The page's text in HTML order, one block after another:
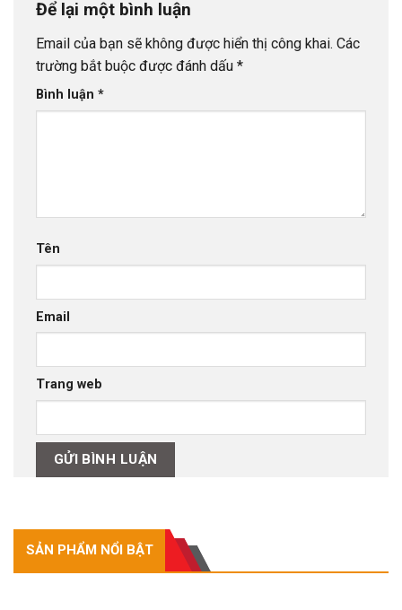
Để lại một bình luận
Email của bạn sẽ không được hiển thị công khai. Các
trường bắt buộc được đánh dấu *
Bình luận *
Tên
Email
Trang web
SẢN PHẨM NỔI BẬT